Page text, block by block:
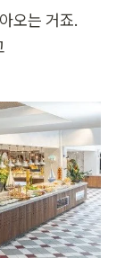
오는 거죠.